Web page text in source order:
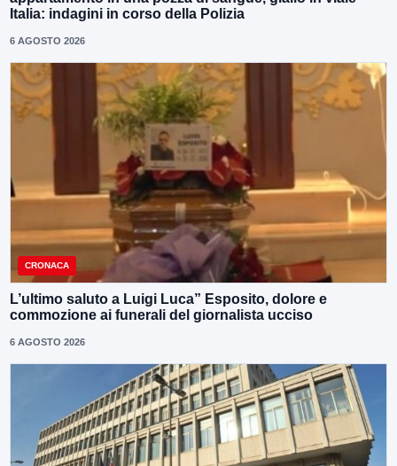
Italia: indagini in corso della Polizia
6 AGOSTO 2026
CRONACA
L’ultimo saluto a Luigi Luca” Esposito, dolore e
commozione ai funerali del giornalista ucciso
6 AGOSTO 2026